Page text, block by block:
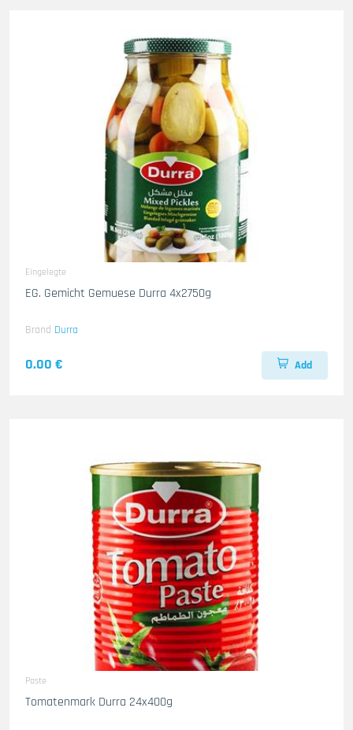
Eingelegte
EG. Gemicht Gemuese Durra 4x2750g
Brand Durra
0.00 € Add
Paste
Tomatenmark Durra 24x400g